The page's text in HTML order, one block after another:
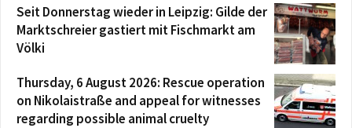
Seit Donnerstag wieder in Leipzig: Gilde der
Marktschreier gastiert mit Fischmarkt am
Völki
Thursday, 6 August 2026: Rescue operation
on Nikolaistraße and appeal for witnesses
regarding possible animal cruelty